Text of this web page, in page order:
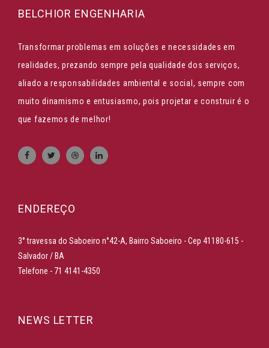
BELCHIOR ENGENHARIA
Transformar problemas em soluções e necessidades em
realidades, prezando sempre pela qualidade dos serviços,
aliado a responsabilidades ambiental e social, sempre com
muito dinamismo e entusiasmo, pois projetar e construir é o
que fazemos de melhor!
ENDEREÇO
3° travessa do Saboeiro n°42-A, Bairro Saboeiro - Cep 41180-615 -
Salvador / BA
Telefone - 71 4141-4350
NEWS LETTER